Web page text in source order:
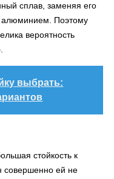
сплав, заменяя его
Поэтому
вероятность
выбрать:
стойкость к
совершенно ей не